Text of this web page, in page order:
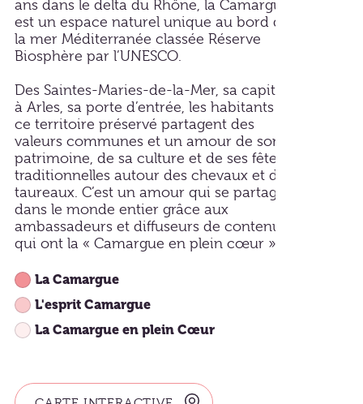
ans dans le delta du Rhône, la Camargue
est un espace naturel unique au bord de
la mer Méditerranée classée Réserve
Biosphère par l’UNESCO.
Des Saintes-Maries-de-la-Mer, sa capitale,
à Arles, sa porte d’entrée, les habitants de
ce territoire préservé partagent des
valeurs communes et un amour de son
patrimoine, de sa culture et de ses fêtes
traditionnelles autour des chevaux et des
taureaux. C’est un amour qui se partage
dans le monde entier grâce aux
ambassadeurs et diffuseurs de contenus
qui ont la « Camargue en plein cœur ».
La Camargue
L'esprit Camargue
La Camargue en plein Cœur